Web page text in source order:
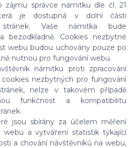
zájmu správce námitku dle čl. 21
je dostupná v dolní části
. Vaše námitka bude
bezodkladně. Cookies nezbytné
webu budou uchovány pouze po
nutnou pro fungování webu.
námitku proti zpracování
nezbytných pro fungování
nelze v takovém případě
funkčnost a kompatibilitu
jsou sbírány za účelem měření
webu a vytváření statistik týkající
a chování návštěvníků na webu,